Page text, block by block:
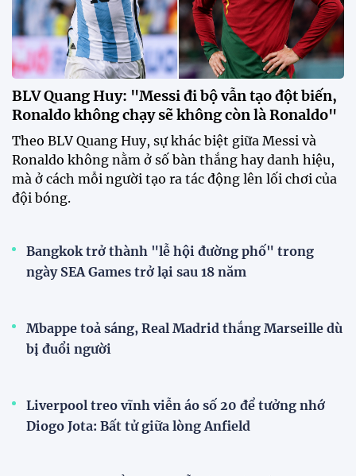
BLV Quang Huy: "Messi đi bộ vẫn tạo đột biến,
Ronaldo không chạy sẽ không còn là Ronaldo"
Theo BLV Quang Huy, sự khác biệt giữa Messi và
Ronaldo không nằm ở số bàn thắng hay danh hiệu,
mà ở cách mỗi người tạo ra tác động lên lối chơi của
đội bóng.
Bangkok trở thành "lễ hội đường phố" trong
ngày SEA Games trở lại sau 18 năm
Mbappe toả sáng, Real Madrid thắng Marseille dù
bị đuổi người
Liverpool treo vĩnh viễn áo số 20 để tưởng nhớ
Diogo Jota: Bất tử giữa lòng Anfield